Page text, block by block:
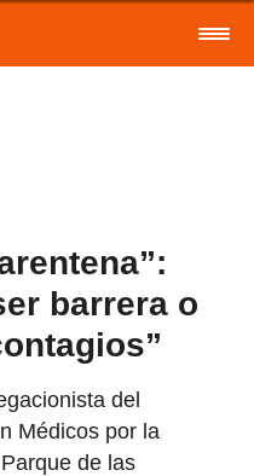
barrera o
del
Médicos por la
de las